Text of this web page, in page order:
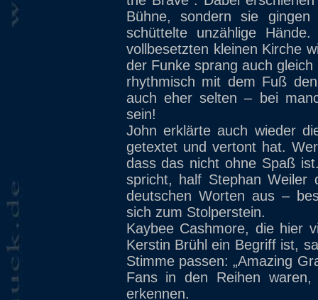
Bühne, sondern sie
schüttelte unzählige
vollbesetzten kleinen Kirche
der Funke sprang auch
rhythmisch mit dem Fuß
auch eher selten – bei
sein!
John erklärte auch wieder
getextet und vertont hat.
dass das nicht ohne Spaß
spricht, half Stephan Weiler
deutschen Worten aus –
sich zum Stolperstein.
Kaybee Cashmore, die hier
Kerstin Brühl ein Begriff ist,
Stimme passen: „Amazing
Fans in den Reihen
erkennen.